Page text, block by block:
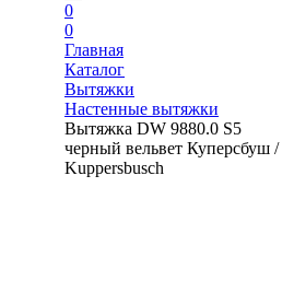
0
0
Главная
Каталог
Вытяжки
Настенные вытяжки
Вытяжка DW 9880.0 S5
черный вельвет Куперсбуш /
Kuppersbusch